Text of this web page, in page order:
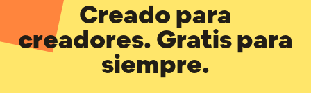
Creado para
creadores. Gratis para
siempre.